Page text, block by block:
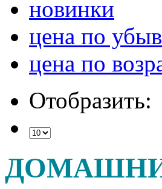
новинки
цена по
цена по
Отобразить: